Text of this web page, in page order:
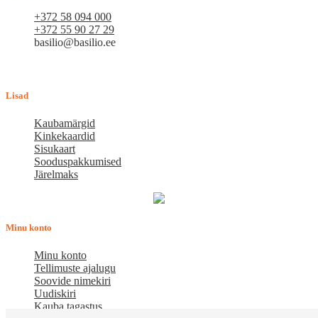
+372 58 094 000
+372 55 90 27 29
basilio@basilio.ee
Lisad
Kaubamärgid
Kinkekaardid
Sisukaart
Sooduspakkumised
Järelmaks
Minu konto
Minu konto
Tellimuste ajalugu
Soovide nimekiri
Uudiskiri
Kauba tagastus